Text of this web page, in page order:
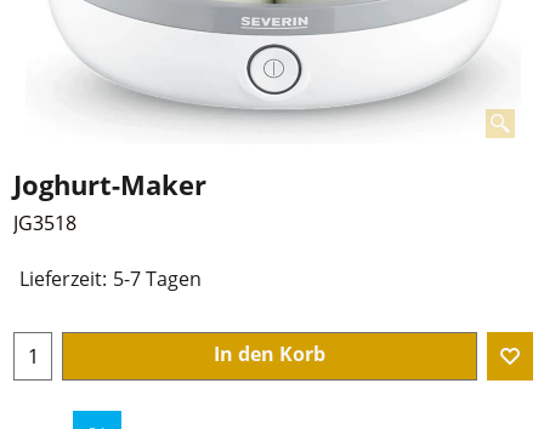
Joghurt-Maker
JG3518
Lieferzeit: 5-7 Tagen
In den Korb